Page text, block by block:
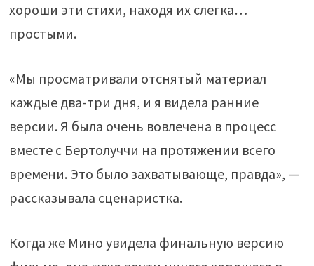
хороши эти стихи, находя их слегка…
простыми.
«Мы просматривали отснятый материал
каждые два-три дня, и я видела ранние
версии. Я была очень вовлечена в процесс
вместе с Бертолуччи на протяжении всего
времени. Это было захватывающе, правда», —
рассказывала сценаристка.
Когда же Мино увидела финальную версию